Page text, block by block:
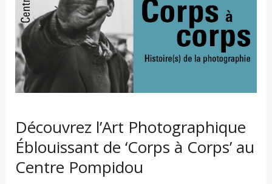
Découvrez l’Art Photographique
Éblouissant de ‘Corps à Corps’ au
Centre Pompidou
de
‘Corps
à
Corps’
au
Centre